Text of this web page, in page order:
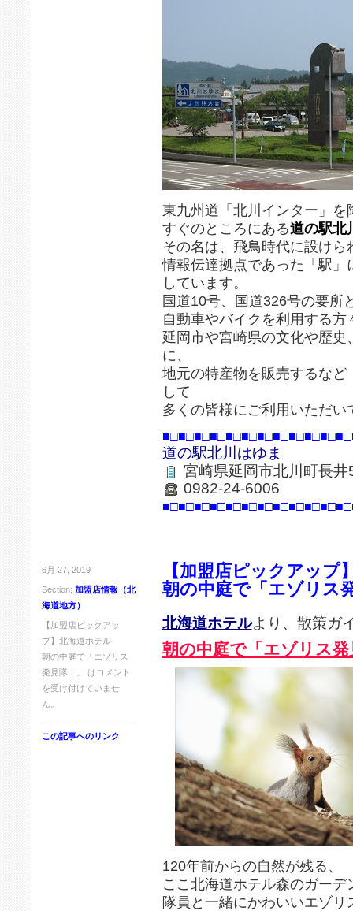
東九州道「北川インター」を
すぐのところにある道の駅北
その名は、飛鳥時代に設けら
情報伝達拠点であった「駅
しています。
国道10号、国道326号の要所
自動車やバイクを利用する
延岡市や宮崎県の文化や歴
に、
地元の特産物を販売するな
して
多くの皆様にご利用いただい
道の駅北川はゆま
宮崎県延岡市北川町長
0982-24-6006
6月 27, 2019
Section: 加盟店情報（北
海道地方）
【加盟店ピックアッ
プ】北海道ホテル
朝の中庭で「エゾリス
発見隊！」 は コメント
を受け付けていませ
ん。
この記事へのリンク
【加盟店ピックアップ
朝の中庭で「エゾリス
北海道ホテルより、散策ガ
朝の中庭で「エゾリス発
120年前からの自然が残る、
ここ北海道ホテル森のガーデ
隊員と一緒にかわいいエゾ